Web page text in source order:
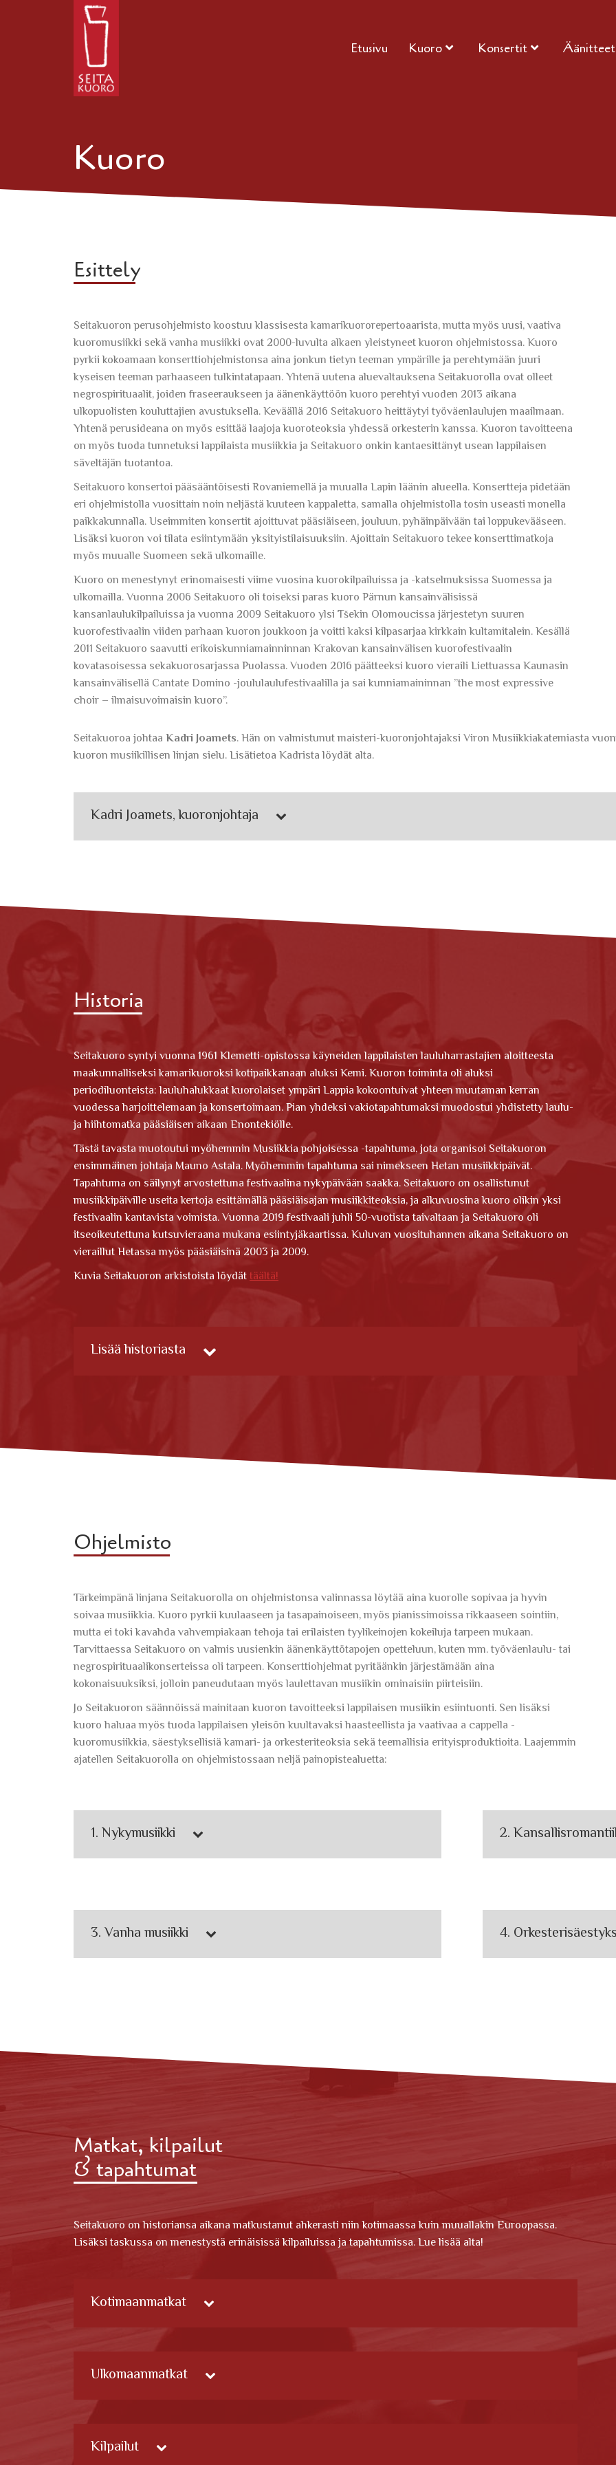
Etusivu Kuoro Konsertit Äänitteet
Kuoro
Esittely
Seitakuoron perusohjelmisto koostuu klassisesta kamarikuororepertoaarista, mutta myös uusi, vaativa
kuoromusiikki sekä vanha musiikki ovat 2000-luvulta alkaen yleistyneet kuoron ohjelmistossa. Kuoro
pyrkii kokoamaan konserttiohjelmistonsa aina jonkun tietyn teeman ympärille ja perehtymään juuri
kyseisen teeman parhaaseen tulkintatapaan. Yhtenä uutena aluevaltauksena Seitakuorolla ovat olleet
negrospirituaalit, joiden fraseeraukseen ja äänenkäyttöön kuoro perehtyi vuoden 2013 aikana
ulkopuolisten kouluttajien avustuksella. Keväällä 2016 Seitakuoro heittäytyi työväenlaulujen maailmaan.
Yhtenä perusideana on myös esittää laajoja kuoroteoksia yhdessä orkesterin kanssa. Kuoron tavoitteena
on myös tuoda tunnetuksi lappilaista musiikkia ja Seitakuoro onkin kantaesittänyt usean lappilaisen
säveltäjän tuotantoa.
Seitakuoro konsertoi pääsääntöisesti Rovaniemellä ja muualla Lapin läänin alueella. Konsertteja pidetään
eri ohjelmistolla vuosittain noin neljästä kuuteen kappaletta, samalla ohjelmistolla tosin useasti monella
paikkakunnalla. Useimmiten konsertit ajoittuvat pääsiäiseen, jouluun, pyhäinpäivään tai loppukevääseen.
Lisäksi kuoron voi tilata esiintymään yksityistilaisuuksiin. Ajoittain Seitakuoro tekee konserttimatkoja
myös muualle Suomeen sekä ulkomaille.
Kuoro on menestynyt erinomaisesti viime vuosina kuorokilpailuissa ja -katselmuksissa Suomessa ja
ulkomailla. Vuonna 2006 Seitakuoro oli toiseksi paras kuoro Pärnun kansainvälisissä
kansanlaulukilpailuissa ja vuonna 2009 Seitakuoro ylsi Tšekin Olomoucissa järjestetyn suuren
kuorofestivaalin viiden parhaan kuoron joukkoon ja voitti kaksi kilpasarjaa kirkkain kultamitalein. Kesällä
2011 Seitakuoro saavutti erikoiskunniamainninnan Krakovan kansainvälisen kuorofestivaalin
kovatasoisessa sekakuorosarjassa Puolassa. Vuoden 2016 päätteeksi kuoro vieraili Liettuassa Kaunasin
kansainvälisellä Cantate Domino -joululaulufestivaalilla ja sai kunniamaininnan ”the most expressive
choir – ilmaisuvoimaisin kuoro”.
Seitakuoroa johtaa Kadri Joamets. Hän on valmistunut maisteri-kuoronjohtajaksi Viron Musiikkiakatemiasta
kuoron musiikillisen linjan sielu. Lisätietoa Kadrista löydät alta.
Kadri Joamets, kuoronjohtaja
Historia
Seitakuoro syntyi vuonna 1961 Klemetti-opistossa käyneiden lappilaisten lauluharrastajien aloitteesta
maakunnalliseksi kamarikuoroksi kotipaikkanaan aluksi Kemi. Kuoron toiminta oli aluksi
periodiluonteista: lauluhalukkaat kuorolaiset ympäri Lappia kokoontuivat yhteen muutaman kerran
vuodessa harjoittelemaan ja konsertoimaan. Pian yhdeksi vakiotapahtumaksi muodostui yhdistetty laulu-
ja hiihtomatka pääsiäisen aikaan Enontekiölle.
Tästä tavasta muotoutui myöhemmin Musiikkia pohjoisessa -tapahtuma, jota organisoi Seitakuoron
ensimmäinen johtaja Mauno Astala. Myöhemmin tapahtuma sai nimekseen Hetan musiikkipäivät.
Tapahtuma on säilynyt arvostettuna festivaalina nykypäivään saakka. Seitakuoro on osallistunut
musiikkipäiville useita kertoja esittämällä pääsiäisajan musiikkiteoksia, ja alkuvuosina kuoro olikin yksi
festivaalin kantavista voimista. Vuonna 2019 festivaali juhli 50-vuotista taivaltaan ja Seitakuoro oli
itseoikeutettuna kutsuvieraana mukana esiintyjäkaartissa. Kuluvan vuosituhannen aikana Seitakuoro on
vieraillut Hetassa myös pääsiäisinä 2003 ja 2009.
Kuvia Seitakuoron arkistoista löydättäältä!
Lisää historiasta
Ohjelmisto
Tärkeimpänä linjana Seitakuorolla on ohjelmistonsa valinnassa löytää aina kuorolle sopivaa ja hyvin
soivaa musiikkia. Kuoro pyrkii kuulaaseen ja tasapainoiseen, myös pianissimoissa rikkaaseen sointiin,
mutta ei toki kavahda vahvempiakaan tehoja tai erilaisten tyylikeinojen kokeiluja tarpeen mukaan.
Tarvittaessa Seitakuoro on valmis uusienkin äänenkäyttötapojen opetteluun, kuten mm. työväenlaulu- tai
negrospirituaalikonserteissa oli tarpeen. Konserttiohjelmat pyritäänkin järjestämään aina
kokonaisuuksiksi, jolloin paneudutaan myös laulettavan musiikin ominaisiin piirteisiin.
Jo Seitakuoron säännöissä mainitaan kuoron tavoitteeksi lappilaisen musiikin esiintuonti. Sen lisäksi
kuoro haluaa myös tuoda lappilaisen yleisön kuultavaksi haasteellista ja vaativaa a cappella -
kuoromusiikkia, säestyksellisiä kamari- ja orkesteriteoksia sekä teemallisia erityisproduktioita. Laajemmin
ajatellen Seitakuorolla on ohjelmistossaan neljä painopistealuetta:
1. Nykymusiikki 2.
3. Vanha musiikki 4.
Matkat, kilpailut
& tapahtumat
Seitakuoro on historiansa aikana matkustanut ahkerasti niin kotimaassa kuin muuallakin Euroopassa.
Lisäksi taskussa on menestystä erinäisissä kilpailuissa ja tapahtumissa. Lue lisää alta!
Kotimaanmatkat
Ulkomaanmatkat
Kilpailut